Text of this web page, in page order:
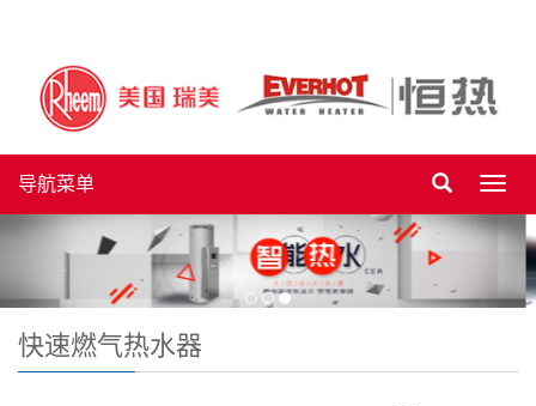
导航菜单
快速燃气热水器